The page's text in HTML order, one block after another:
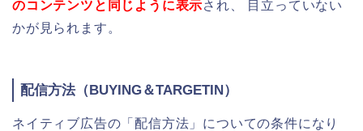
のコンテンツと同じように表示され、 目立っていない
かが見られます。
配信方法（ BUYING＆TARGETIN）
ネイティブ広告の「配信方法」についての条件になり